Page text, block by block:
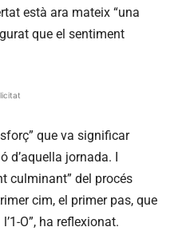
està ara mateix “una
que el sentiment
que va significar
d’aquella jornada. I
culminant” del procés
cim, el primer pas, que
O”, ha reflexionat.